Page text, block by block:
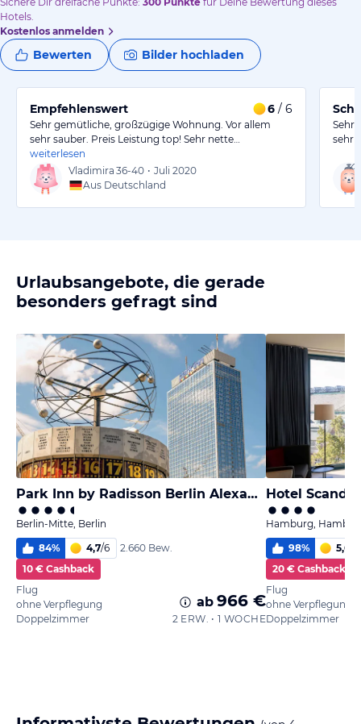
Hotels.
Kostenlos anmelden
Bewerten Bilder hochladen
Empfehlenswert 6 / 6
Sehr gemütliche, großzügige Wohnung. Vor allem
sehr sauber. Preis Leistung top! Sehr nette…
weiterlesen
Vladimira 36-40 • Juli 2020
Aus Deutschland
Sehr
sehr
Urlaubsangebote, die gerade
besonders gefragt sind
Park Inn by Radisson Berlin Alexanderplatz
Berlin-Mitte, Berlin
84% 4,7/6
2.660 Bew.
10 € Cashback
Flug
ohne Verpflegung
Doppelzimmer
ab 966 €
2 ERW. • 1 WOCHE
Hotel
Hamburg,
98% 5,6
20 € Cashback
Flug
ohne Verpflegung
Doppelzimmer